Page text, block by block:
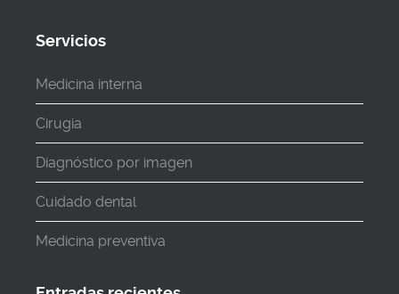
Servicios
Medicina interna
Cirugia
Diagnóstico por imagen
Cuidado dental
Medicina preventiva